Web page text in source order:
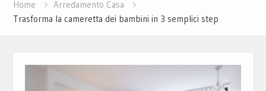
Home
Arredamento Casa
Trasforma la cameretta dei bambini in 3 semplici step